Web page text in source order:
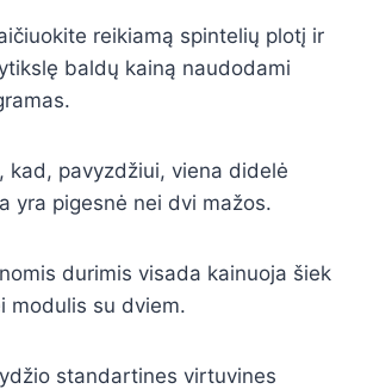
reikiamą spintelių plotį ir
baldų kainą naudodami
kad, pavyzdžiui, viena didelė
yra pigesnė nei dvi mažos.
durimis visada kainuoja šiek
modulis su dviem.
standartines virtuvines